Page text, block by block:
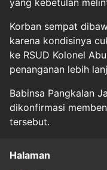
Korban sempat
karena kondisinya
ke RSUD Kolonel
penanganan lebih
Babinsa Pangkalan
dikonfirmasi
tersebut.
Halaman